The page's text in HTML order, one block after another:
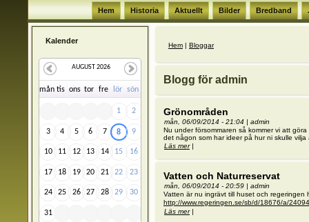
Hem Historia Aktuellt Bilder Bredband
Kalender
mån tis ons tor fre lör sön
1 2
3 4 5 6 7 8 9
10 11 12 13 14 15 16
17 18 19 20 21 22 23
24 25 26 27 28 29 30
31
AUGUST 2026
Du är här
Hem | Bloggar
Blogg för admin
Grönområden
mån, 06/09/2014 - 21:04 | admin
Nu under försommaren så kommer vi att
det någon som har ideer på hur ni skulle
Läs merom Grönområden
|
Vatten och Naturreservat
mån, 06/09/2014 - 20:59 | admin
Vatten är nu ingrävt till huset och
http://www.regeringen.se/sb/d/18676/a/
Läs merom Vatten och Naturreservat
|